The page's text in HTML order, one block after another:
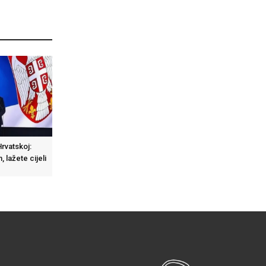
lažete cijeli